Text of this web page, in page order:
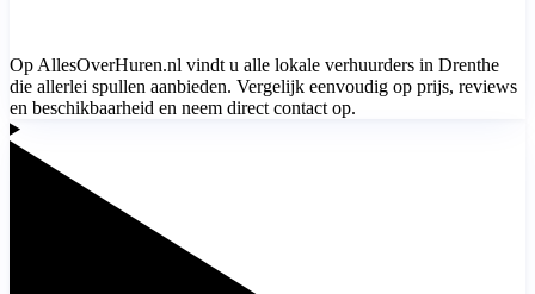
Op AllesOverHuren.nl vindt u alle lokale verhuurders in Drenthe
die allerlei spullen aanbieden. Vergelijk eenvoudig op prijs, reviews
en beschikbaarheid en neem direct contact op.